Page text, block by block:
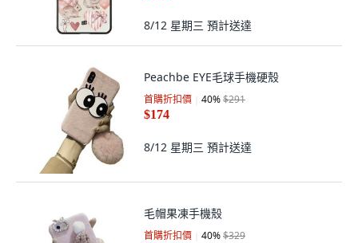
8/12 星期三 預計送達
Peachbe EYE毛球手機硬殼
首購折扣價 40%$291
$174
8/12 星期三 預計送達
毛帽果凍手機殼
首購折扣價 40%$329